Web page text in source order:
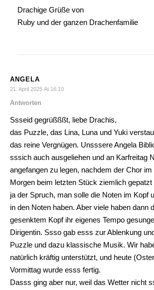
Drachige Grüße von
Ruby und der ganzen Drachenfamilie
ANGELA
21. April 2025 At 16:10
Antworten
Ssseid gegrüßßßt, liebe Drachis,
das Puzzle, das Lina, Luna und Yuki
das reine Vergnügen. Unsssere Angela
sssich auch ausgeliehen und an Karfreitag
angefangen zu legen, nachdem der Chor
Morgen beim letzten Stück ziemlich gepatzt
ja der Spruch, man solle die Noten im Kopf
in den Noten haben. Aber viele haben dann
gesenktem Kopf ihr eigenes Tempo
Dirigentin. Ssso gab esss zur Ablenkung
Puzzle und dazu klassische Musik. Wir
natürlich kräftig unterstützt, und heute
Vormittag wurde esss fertig.
Dasss ging aber nur, weil das Wetter nicht